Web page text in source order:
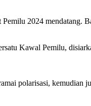
2024 mendatang.
Kawal Pemilu,
polarisasi, kemudian